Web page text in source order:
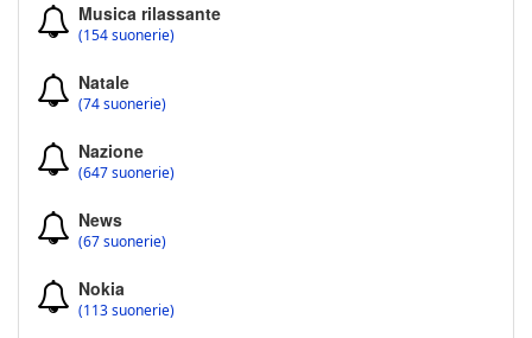
Musica rilassante
(154 suonerie)
Natale
(74 suonerie)
Nazione
(647 suonerie)
News
(67 suonerie)
Nokia
(113 suonerie)